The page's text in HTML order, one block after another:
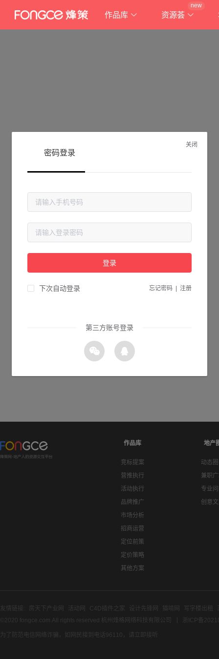
作品库 资源荟
new
抱歉!
请检查您输入的网址是否正确，或点击下面的按钮返回首页。
作品库
竞标提案
营推执行
活动执行
品牌推广
市场分析
招商运营
定位前策
定价策略
其他方案
地产
动态
兼职
专业
创意
友情链接: 房天下产业网 活动网 C4D插件之家 设计先锋网 猫啃网 写字楼出租
©2020 fongce.com.All rights reserved 杭州烽格网络科技有限公司
浙ICP备
为了防范电信网络诈骗，如网民接到电话96110，请立即接听
关闭
密码登录
登录
下次自动登录 忘记密码 注册
第三方账号登录